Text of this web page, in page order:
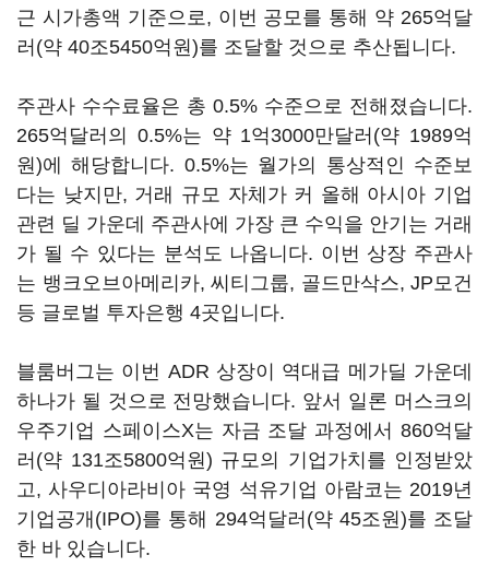
근 시가총액 기준으로, 이번 공모를 통해 약 265억달
러(약 40조5450억원)를 조달할 것으로 추산됩니다.
주관사 수수료율은 총 0.5% 수준으로 전해졌습니다.
265억달러의 0.5%는 약 1억3000만달러(약 1989억
원)에 해당합니다. 0.5%는 월가의 통상적인 수준보
다는 낮지만, 거래 규모 자체가 커 올해 아시아 기업
관련 딜 가운데 주관사에 가장 큰 수익을 안기는 거래
가 될 수 있다는 분석도 나옵니다. 이번 상장 주관사
는 뱅크오브아메리카, 씨티그룹, 골드만삭스, JP모건
등 글로벌 투자은행 4곳입니다.
블룸버그는 이번 ADR 상장이 역대급 메가딜 가운데
하나가 될 것으로 전망했습니다. 앞서 일론 머스크의
우주기업 스페이스X는 자금 조달 과정에서 860억달
러(약 131조5800억원) 규모의 기업가치를 인정받았
고, 사우디아라비아 국영 석유기업 아람코는 2019년
기업공개(IPO)를 통해 294억달러(약 45조원)를 조달
한 바 있습니다.